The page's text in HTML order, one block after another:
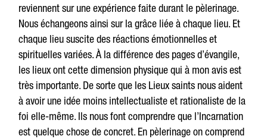
reviennent sur une expérience faite durant le pèlerinage.
Nous échangeons ainsi sur la grâce liée à chaque lieu. Et
chaque lieu suscite des réactions émotionnelles et
spirituelles variées. À la différence des pages d’évangile,
les lieux ont cette dimension physique qui à mon avis est
très importante. De sorte que les Lieux saints nous aident
à avoir une idée moins intellectualiste et rationaliste de la
foi elle-même. Ils nous font comprendre que l’Incarnation
est quelque chose de concret. En pèlerinage on comprend